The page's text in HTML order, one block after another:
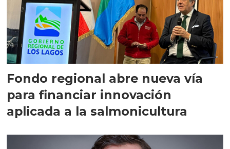
Fondo regional abre nueva vía
para financiar innovación
aplicada a la salmonicultura